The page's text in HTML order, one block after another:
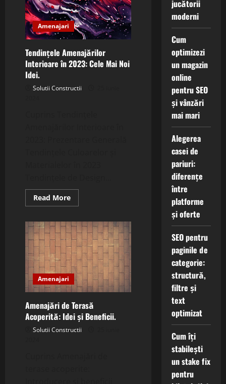
Amenajari
Tendințele Amenajărilor
Interioare în 2023: Cele Mai Noi
Idei.
Solutii Constructii
Read MoreRead
more
Amenajărilor
Interioare
în
2023:
Cele
Mai
Noi
Idei.
Amenajari
Amenajări de Terasă
Acoperită: Idei și Beneficii.
Solutii Constructii
jucătorii
moderni
Cum
optimizezi
un magazin
online
pentru SEO
și vânzări
mai mari
Alegerea
casei de
pariuri:
diferențe
între
platforme
și oferte
SEO pentru
paginile de
categorie:
structură,
filtre și
text
optimizat
Cum îți
stabilești
un stake fix
pentru